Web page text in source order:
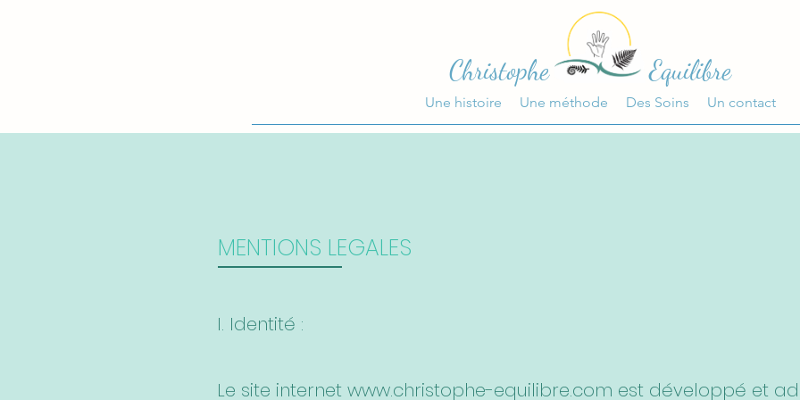
Christophe Equilibre
Une histoire Une méthode Des Soins Un contact
MENTIONS LEGALES
I. Identité :
Le site internet www.christophe-equilibre.com est développé et